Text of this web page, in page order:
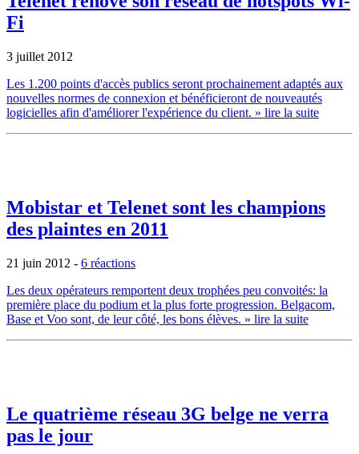
Fi
3 juillet 2012
Les 1.200 points d'accès publics seront prochainement adaptés aux
nouvelles normes de connexion et bénéficieront de nouveautés
logicielles afin d'améliorer l'expérience du client. » lire la suite
Mobistar et Telenet sont les champions
des plaintes en 2011
21 juin 2012 - 6 réactions
Les deux opérateurs remportent deux trophées peu convoités: la
première place du podium et la plus forte progression. Belgacom,
Base et Voo sont, de leur côté, les bons élèves. » lire la suite
Le quatrième réseau 3G belge ne verra
pas le jour